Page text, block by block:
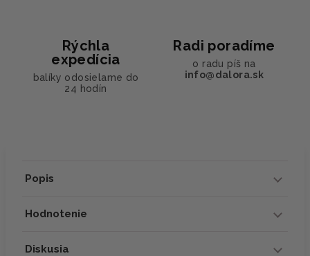
Rýchla
expedícia
balíky odosielame do
24 hodín
Radi poradíme
o radu píš na
info@dalora.sk
Popis
Hodnotenie
Diskusia